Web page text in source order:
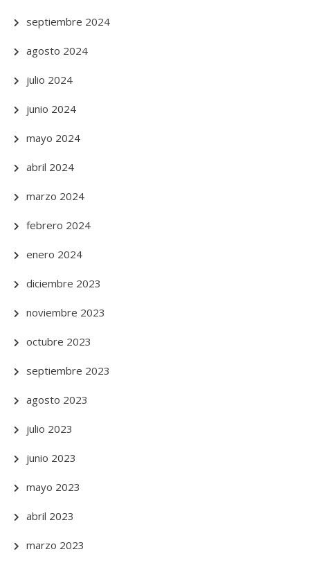
septiembre 2024
agosto 2024
julio 2024
junio 2024
mayo 2024
abril 2024
marzo 2024
febrero 2024
enero 2024
diciembre 2023
noviembre 2023
octubre 2023
septiembre 2023
agosto 2023
julio 2023
junio 2023
mayo 2023
abril 2023
marzo 2023